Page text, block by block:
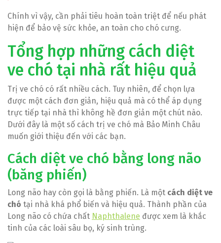
Chính vì vậy, cần phải tiêu hoàn toàn triệt để nếu phát
hiện để bảo vệ sức khỏe, an toàn cho chó cưng.
Tổng hợp những cách diệt
ve chó tại nhà rất hiệu quả
Trị ve chó có rất nhiều cách. Tuy nhiên, để chọn lựa
được một cách đơn giản, hiệu quả mà có thể áp dụng
trực tiếp tại nhà thì không hề đơn giản một chút nào.
Dưới đây là một số cách trị ve chó mà Bảo Minh Châu
muốn giới thiệu đến với các bạn.
Cách diệt ve chó bằng long não
(băng phiến)
Long não hay còn gọi là bằng phiến. Là một cách diệt ve
chó tại nhà khá phổ biến và hiệu quả. Thành phần của
Long não có chứa chất Naphthalene được xem là khắc
tinh của các loài sâu bọ, ký sinh trùng.